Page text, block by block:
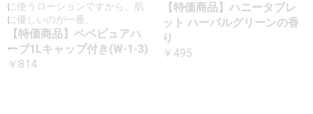
に使うローションですから、肌
に優しいのが一番。
【特価商品】ペペピュアハ
ーブ1Lキャップ付き(W-1-3)
￥814
【特価商品】ハニータブレ
ット ハーバルグリーンの香
り
￥495